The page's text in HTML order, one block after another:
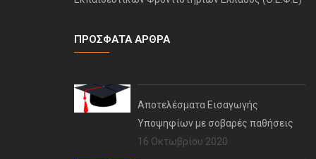
ΠΡΌΣΦΑΤΑ ΆΡΘΡΑ
Αποτελέσματα Εισαγωγής
Υποψηφίων με σοβαρές παθήσεις
16 Οκτωβρίου 2020